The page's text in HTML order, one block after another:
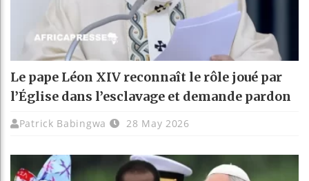
Le pape Léon XIV reconnaît le rôle joué par
l’Église dans l’esclavage et demande pardon
Patrick Babingwa 28 May 2026